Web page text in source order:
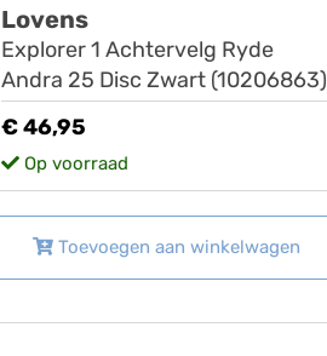
Lovens
Explorer 1 Achtervelg Ryde
Andra 25 Disc Zwart (10206863)
€ 46,95
Op voorraad
Toevoegen aan winkelwagen